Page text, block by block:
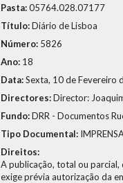
Pasta:05764.028.07177
Título:Diário de Lisboa
Número: 5826
Ano: 18
Data:Sexta, 10 de Fevereiro
Directores:Director:
Fundo:DRR - Documentos
Tipo Documental:
Direitos:
A publicação, total ou
exige prévia autorização da